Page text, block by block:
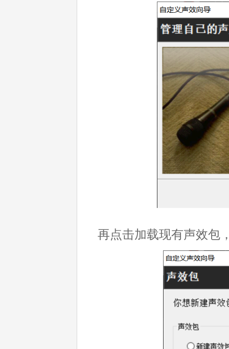
再点击加载现有声效包